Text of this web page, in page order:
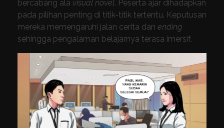
bercabang ala visual novel. Peserta ajar dihadapkan
pada pilihan penting di titik-titik tertentu. Keputusan
mereka memengaruhi jalan cerita dan ending
sehingga pengalaman belajarnya terasa imersif.